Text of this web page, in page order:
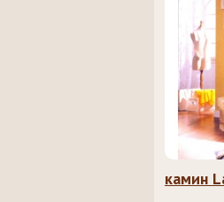
камин